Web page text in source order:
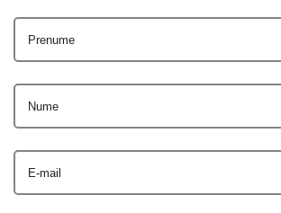
Prenume
Nume
E-mail